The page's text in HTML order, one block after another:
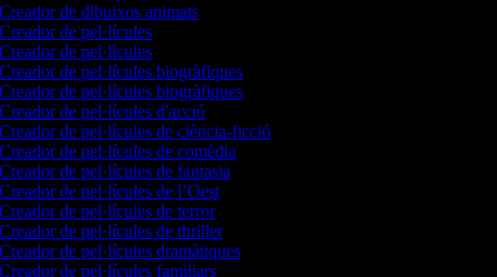
de dibuixos animats
de pel·lícules
de pel·lícules
de pel·lícules biogràfiques
de pel·lícules biogràfiques
de pel·lícules d'acció
de pel·lícules de ciència-ficció
de pel·lícules de comèdia
de pel·lícules de fantasia
de pel·lícules de l’Oest
de pel·lícules de terror
de pel·lícules de thriller
de pel·lícules dramàtiques
de pel·lícules familiars